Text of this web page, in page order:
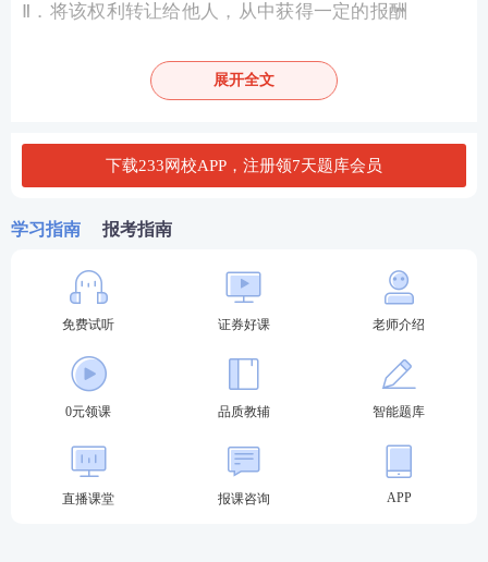
Ⅱ．将该权利转让给他人，从中获得一定的报酬
Ⅲ．按超出其持股比例5％以内的数量，优先认购一定
数量的新发行股票
Ⅳ．不行使此权利而听任其过期失效
A. Ⅰ、 Ⅳ
B. Ⅰ、Ⅱ、Ⅲ、 Ⅳ
C. Ⅰ、Ⅱ、Ⅳ
D. Ⅱ、Ⅲ、 Ⅳ
查看答案
试题不够刷？233网校证券从业及专项考试题库，海
量试题任你刷！
证券考试章节习题/易错题/真题免费
展开全文
下载233网校APP，注册领7天题库会员
学习指南 报考指南
免费试听 证券好课 老师介绍
0元领课 品质教辅 智能题库
直播课堂 报课咨询 APP